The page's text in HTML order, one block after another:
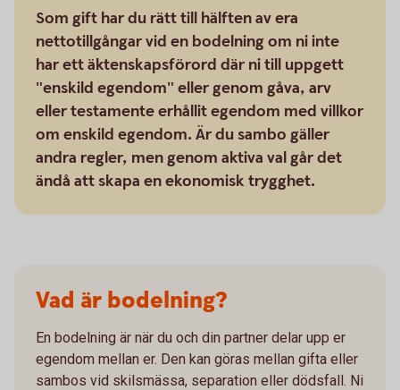
Som gift har du rätt till hälften av era
nettotillgångar vid en bodelning om ni inte
har ett äktenskapsförord där ni till uppgett
"enskild egendom" eller genom gåva, arv
eller testamente erhållit egendom med villkor
om enskild egendom. Är du sambo gäller
andra regler, men genom aktiva val går det
ändå att skapa en ekonomisk trygghet.
Vad är bodelning?
En bodelning är när du och din partner delar upp er
egendom mellan er. Den kan göras mellan gifta eller
sambos vid skilsmässa, separation eller dödsfall. Ni